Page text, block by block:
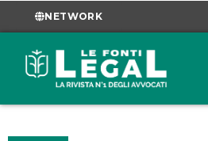
NETWORK